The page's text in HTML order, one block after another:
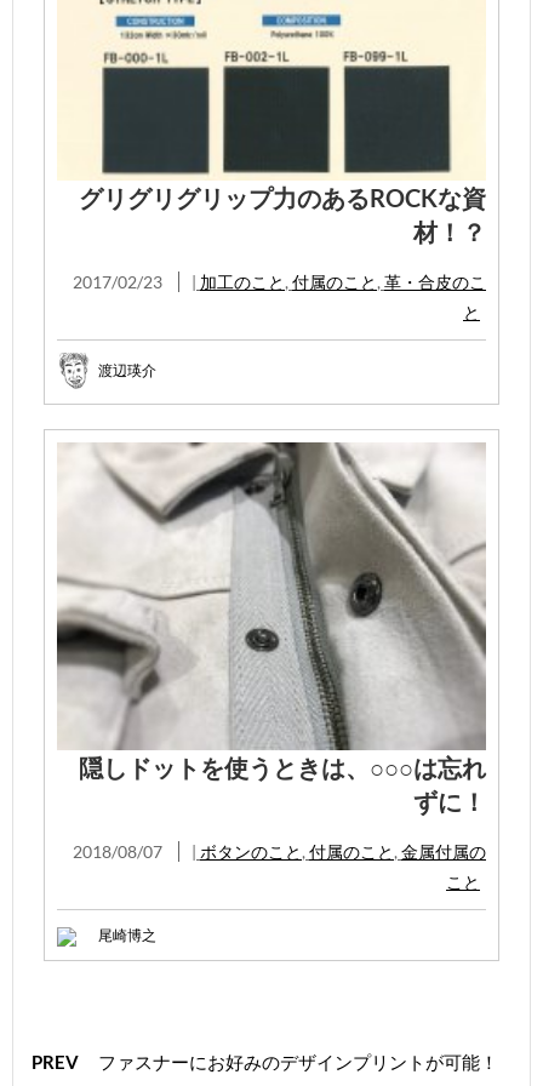
グリグリグリップ力のあるROCKな資
材！？
2017/02/23 | 加工のこと , 付属のこと , 革・合皮のこ
と
渡辺瑛介
隠しドットを使うときは、○○○は忘れ
ずに！
2018/08/07 | ボタンのこと , 付属のこと , 金属付属の
こと
尾崎博之
PREV
ファスナーにお好みのデザインプリントが可能！